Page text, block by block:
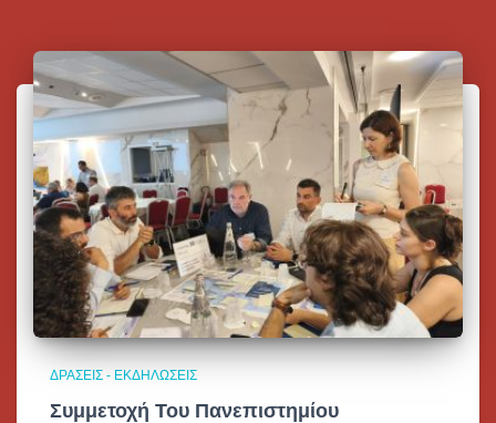
ΔΡΆΣΕΙΣ - ΕΚΔΗΛΏΣΕΙΣ
Συμμετοχή Του Πανεπιστημίου